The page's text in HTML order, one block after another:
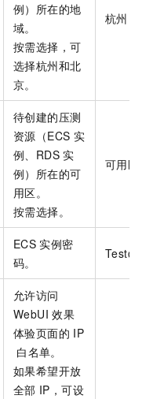
例）所在的地
域。
按需选择，可
选择杭州和北
京。
杭州
待创建的压测
资源（ECS 实
例、RDS 实
例）所在的可
用区。
按需选择。
可用
ECS 实例密
码。
允许访问
WebUI 效果
体验页面的 IP
白名单。
如果希望开放
全部 IP，可设